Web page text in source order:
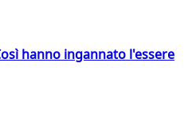
hanno ingannato l'essere